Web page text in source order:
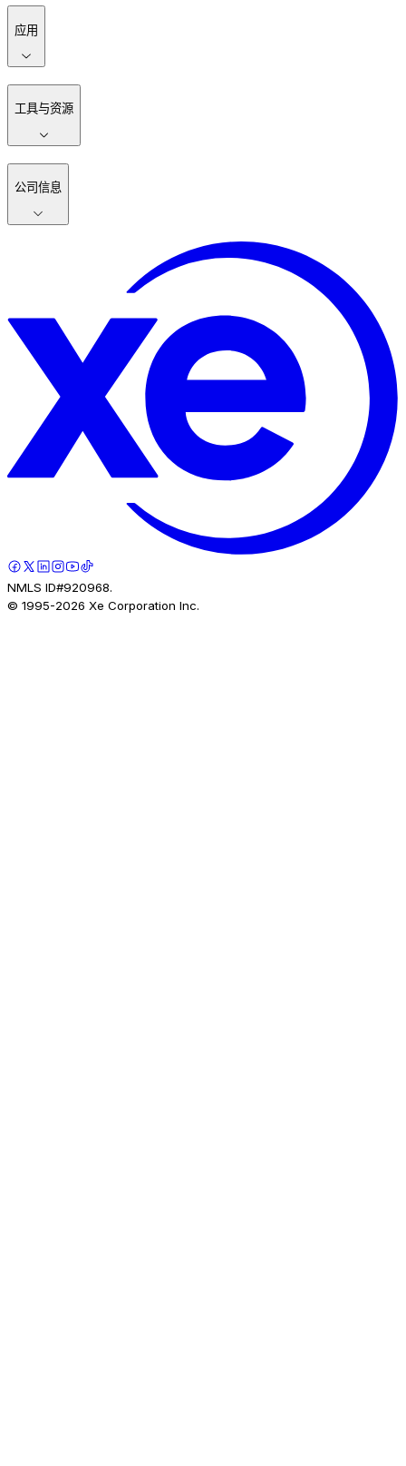
应用
工具与资源
公司信息
NMLS ID#920968.
© 1995-2026 Xe Corporation Inc.